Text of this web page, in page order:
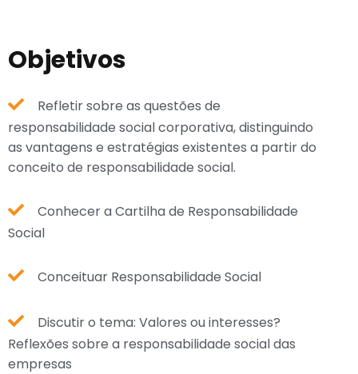
Objetivos
Refletir sobre as questões de
responsabilidade social corporativa, distinguindo
as vantagens e estratégias existentes a partir do
conceito de responsabilidade social.
Conhecer a Cartilha de Responsabilidade
Social
Conceituar Responsabilidade Social
Discutir o tema: Valores ou interesses?
Reflexões sobre a responsabilidade social das
empresas